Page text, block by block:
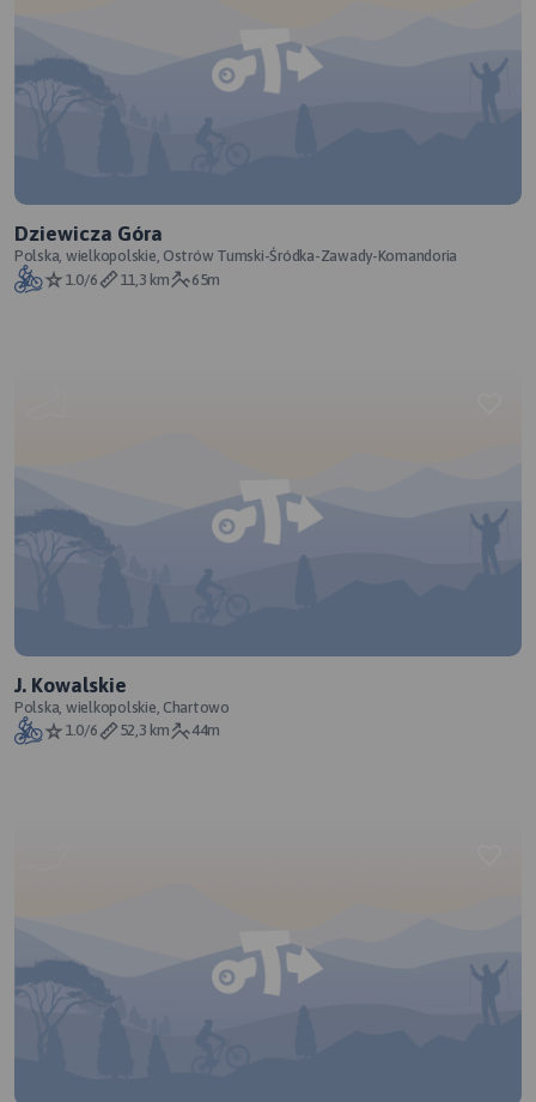
Dziewicza Góra
Polska, wielkopolskie, Ostrów Tumski-Śródka-Zawady-Komandoria
1.0/6
11,3 km 65m
J. Kowalskie
Polska, wielkopolskie, Chartowo
1.0/6
52,3 km 44m